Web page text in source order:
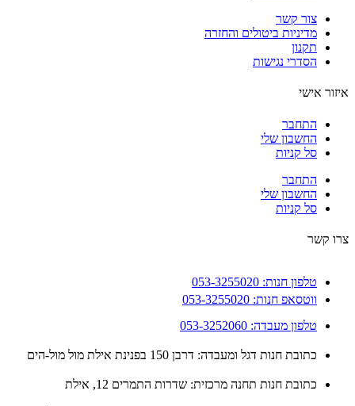
צור קשר
מדיניות ביטולים והחזרה
תקנון
הסדרי נגישות
אישי
התחבר
החשבון שלי
סל קניות
התחבר
החשבון שלי
סל קניות
קשר
טלפון חנות: 053-3255020
ווטסאפ חנות: 053-3255020
טלפון מעבדה: 053-3252060
כתובת חנות דגל ומעבדה: דרבן 150 בפנינת אילת מול מול-הים
כתובת חנות תחנה מרכזית: שדרות התמרים 12, אילת